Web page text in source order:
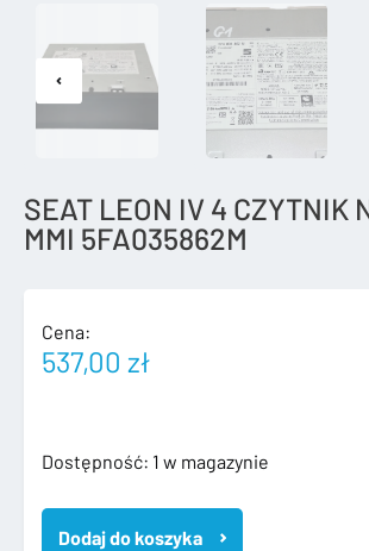
SEAT LEON IV 4 CZYTNIK
MMI 5FA035862M
Cena:
537,00 zł
Dostępność: 1 w magazynie
ilość
LEON
Dodaj do koszyka